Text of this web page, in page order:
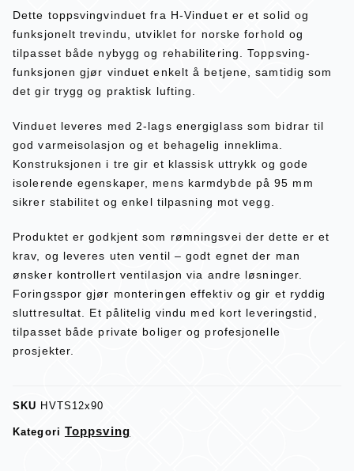
Dette toppsvingvinduet fra H-Vinduet er et solid og
funksjonelt trevindu, utviklet for norske forhold og
tilpasset både nybygg og rehabilitering. Toppsving-
funksjonen gjør vinduet enkelt å betjene, samtidig som
det gir trygg og praktisk lufting.
Vinduet leveres med 2-lags energiglass som bidrar til
god varmeisolasjon og et behagelig inneklima.
Konstruksjonen i tre gir et klassisk uttrykk og gode
isolerende egenskaper, mens karmdybde på 95 mm
sikrer stabilitet og enkel tilpasning mot vegg.
Produktet er godkjent som rømningsvei der dette er et
krav, og leveres uten ventil – godt egnet der man
ønsker kontrollert ventilasjon via andre løsninger.
Foringsspor gjør monteringen effektiv og gir et ryddig
sluttresultat. Et pålitelig vindu med kort leveringstid,
tilpasset både private boliger og profesjonelle
prosjekter.
SKU HVTS12x90
Kategori Toppsving